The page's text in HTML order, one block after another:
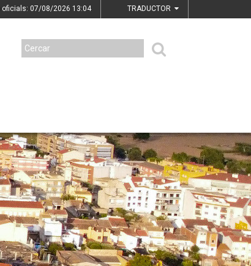
oficials: 07/08/2026 13:04 TRADUCTOR